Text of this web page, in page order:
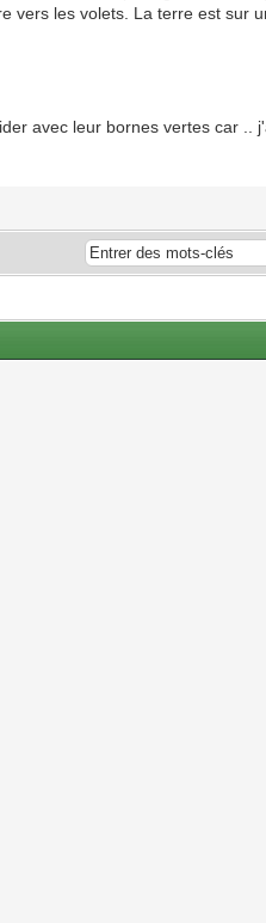
vers les volets. La terre est sur
avec leur bornes vertes car ..